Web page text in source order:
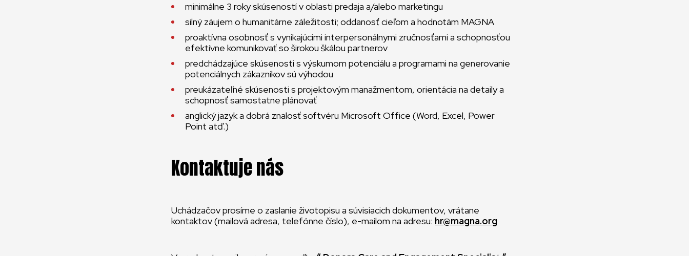
minimálne 3 roky skúseností v oblasti predaja a/alebo marketingu
silný záujem o humanitárne záležitosti; oddanosť cieľom a hodnotám MAGNA
proaktívna osobnosť s vynikajúcimi interpersonálnymi zručnosťami a schopnosťou
efektívne komunikovať so širokou škálou partnerov
predchádzajúce skúsenosti s výskumom potenciálu a programami na generovanie
potenciálnych zákazníkov sú výhodou
preukázateľné skúsenosti s projektovým manažmentom, orientácia na detaily a
schopnosť samostatne plánovať
anglický jazyk a dobrá znalosť softvéru Microsoft Office (Word, Excel, Power
Point atď.)
Kontaktuje nás
Uchádzačov prosíme o zaslanie životopisu a súvisiacich dokumentov, vrátane
kontaktov (mailová adresa, telefónne číslo), e-mailom na adresu: hr@magna.org